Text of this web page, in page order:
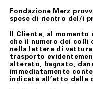
Fondazione Merz
spese di rientro del/i
Il Cliente, al momento
che il numero dei colli
nella lettera di
trasporto
alterato, bagnato,
immediatamente
indicata all’atto della